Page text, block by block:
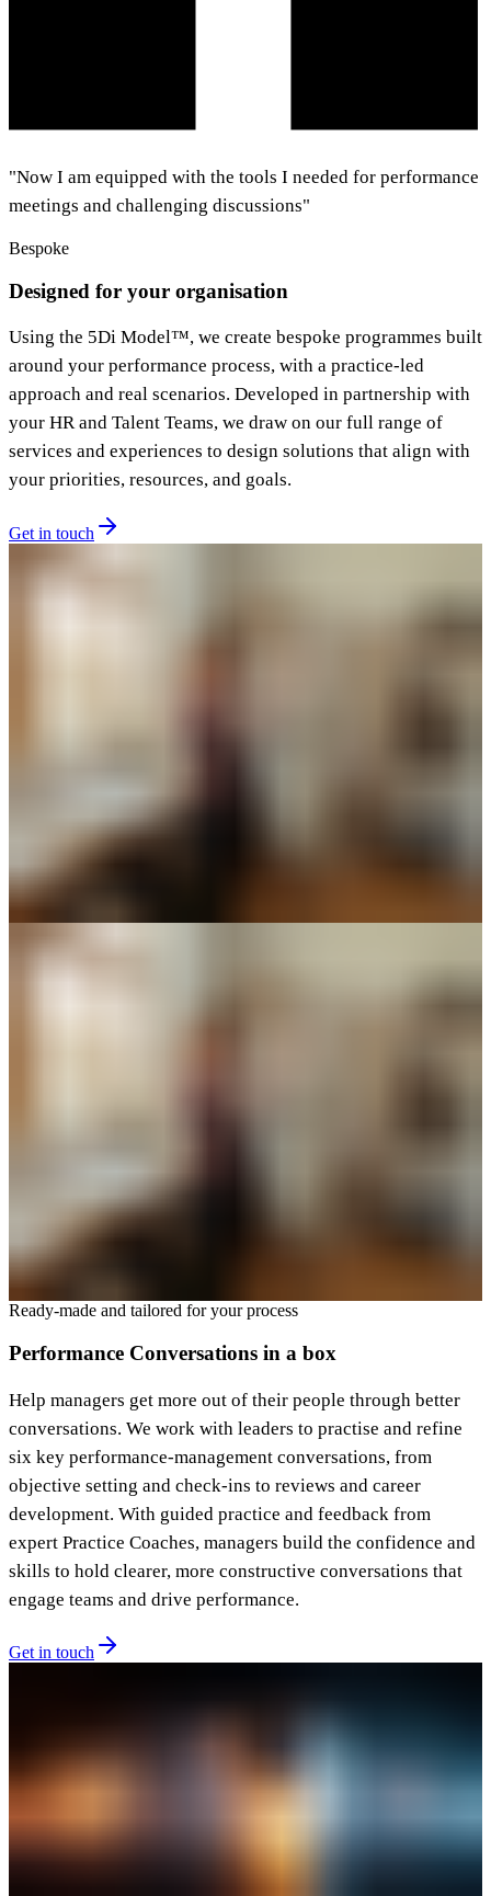
"Now I am equipped with the tools I needed for performance
meetings and challenging discussions"​​​​‌ ‍ ​‍​‍‌‍ ‌ ​‍‌‍‍‌‌‍‌ ‌‍‍‌‌‍ ‍​‍​‍​ ‍‍​‍​‍‌ ​ ‌‍​‌‌‍ ‍‌‍‍‌‌ ‌​‌ ‍‌​‍ ‍‌‍‍‌‌‍ ​‍​‍​‍ ​​‍​‍‌‍‍​‌ ​‍‌‍‌‌‌‍‌‍​‍​‍​ ‍‍​‍​‍‌‍‍​‌ ‌​‌ ‌​‌ ​​​ ‍‍​‍ ​‍ ‌‍ ​‌‍ ‌‍​ ‌‍​‌‌‍ ​‌‍‍​‌‍ ‌ ​ ‌ ‌​​ ‍‍​ ​ ​ ​ ​ ​ ​ ​ ​‍ ‌‍‍‌‌‍ ‍‌ ‌​‌‍‌‌‌‍ ‍‌ ‌​​‍ ‌‍‌‌‌‍‌​‌‍‍‌‌ ‌​​‍ ‌‍ ‌‌‍ ‌‍‌​‌‍‌‌​ ‌‌ ​​‌ ​‍‌‍‌‌‌ ​ ‌‍‌‌‌‍ ‍‌ ‌​‌‍​‌‌ ‌​‌‍‍‌‌‍ ‌‍ ‍​ ‍ ‌‍‍‌‌‍‌​​ ‌​ ‌‌​ ‌‌‌‍‌‍‌‍​‌​ ‍‌‌‍‌‍​ ‍‌‌‍​ ​‍ ‌‌‍‌‍​ ‌‌​ ​ ‌‍​‍​‍ ‌​ ‌​​ ‍​​ ‌‌​ ​​​‍ ‌​ ‍‌‌‍‌​‌‍​‌‌‍‌​​‍ ‌‌‍‌​‌‍​‌​ ‌‌​ ‍‌‌‍​‍​ ‍​‌‍‌​‌‍​‌​ ​‍‌‍​ ​ ‌‍​ ‌​​ ‍ ‌ ‌​‌ ‍‌‌ ​​‌‍‌‌​ ‌‌ ‌​‌‍‌‌‌ ​ ‌ ‌​‌‍‍‌‌‍ ‌‌‍ ‌‍ ‍‌‍‍‌‌‍​‌‌‍ ​​ ‍ ‌ ​​‌‍​‌‌ ‌​‌‍‍​​ ‌‌ ​‍‌‍‍‌‌‍​ ‌‍‍​‌‌‌​‌‍‌‌‌ ‍​‌ ‌​​‍‌‌​ ‌‌‌​​‍‌‌ ‌‍‍ ‌‍‌‌‌ ‍‌​‍‌‌​ ​ ‌​‌​​‍‌‌​ ​ ‌​‌​​‍‌‌​ ​‍​ ​‍​ ‌‍‌‍‌​‌‍‌​‌‍‌​​ ​‌​ ​‍‌‍‌‌​ ‌‌​ ‌‌‌‍‌​​ ​‍‌‍‌​​‍‌‌​ ​‍​ ​‍​‍‌‌​ ‌‌‌​‌​​‍ ‍‌‍​ ‌‍‍​‌‍‍‌‌‍ ​‌‍‌​‌ ​‍‌‍‌‌‌‍ ‍​‍‌‌​ ‌‌‌​​‍‌‌ ‌‍‍ ‌‍‌‌‌ ‍‌​‍‌‌​ ​ ‌​‌​​‍‌‌​ ​ ‌​‌​​‍‌‌​ ​‍​ ​‍​ ‌‌​ ‌‌‌‍​ ‌‍​ ‌‍​‌‌‍‌‍​ ‌‌​ ‌​​ ‌​​ ‌ ‌‍‌‌‌‍​‍​‍‌‌​ ​‍​ ​‍​‍‌‌​ ‌‌‌​‌​​‍ ‍‌ ‌​‌‍‌‌‌ ‍​‌ ‌​​ ‌‍​‍‌‍​‌‌ ​ ‌‍‌‌‌‌‌‌‌ ​‍‌‍ ​​ ‌‌‍‍​‌ ‌​‌ ‌​‌ ​​​‍‌‌​ ​ ‌​​‌​‍‌‌​ ​‍‌​‌‍​‍‌‌​ ​‍‌​‌‍‌‍ ​‌‍ ‌‍​ ‌‍​‌‌‍ ​‌‍‍​‌‍ ‌ ​ ‌ ‌​​‍‌‌​ ​ ‌​​‌​ ​ ​ ​ ​ ​ ​ ​ ​‍‌‍‌‍‍‌‌‍‌​​ ‌​ ‌‌​ ‌‌‌‍‌‍‌‍​‌​ ‍‌‌‍‌‍​ ‍‌‌‍​ ​‍ ‌‌‍‌‍​ ‌‌​ ​ ‌‍​‍​‍ ‌​ ‌​​ ‍​​ ‌‌​ ​​​‍ ‌​ ‍‌‌‍‌​‌‍​‌‌‍‌​​‍ ‌‌‍‌​‌‍​‌​ ‌‌​ ‍‌‌‍​‍​ ‍​‌‍‌​‌‍​‌​ ​‍‌‍​ ​ ‌‍​ ‌​​‍‌‍‌ ‌​‌ ‍‌‌ ​​‌‍‌‌​ ‌‌ ‌​‌‍‌‌‌ ​ ‌ ‌​‌‍‍‌‌‍ ‌‌‍ ‌‍ ‍‌‍‍‌‌‍​‌‌‍ ​​‍‌‍‌ ​​‌‍​‌‌ ‌​‌‍‍​​ ‌‌ ​‍‌‍‍‌‌‍​ ‌‍‍​‌‌‌​‌‍‌‌‌ ‍​‌ ‌​​‍‌‌​ ‌‌‌​​‍‌‌ ‌‍‍ ‌‍‌‌‌ ‍‌​‍‌‌​ ​ ‌​‌​​‍‌‌​ ​ ‌​‌​​‍‌‌​ ​‍​ ​‍​ ‌‍‌‍‌​‌‍‌​‌‍‌​​ ​‌​ ​‍‌‍‌‌​ ‌‌​ ‌‌‌‍‌​​ ​‍‌‍‌​​‍‌‌​ ​‍​ ​‍​‍‌‌​ ‌‌‌​‌​​‍ ‍‌‍​ ‌‍‍​‌‍‍‌‌‍ ​‌‍‌​‌ ​‍‌‍‌‌‌‍ ‍​‍‌‌​ ‌‌‌​​‍‌‌ ‌‍‍ ‌‍‌‌‌ ‍‌​‍‌‌​ ​ ‌​‌​​‍‌‌​ ​ ‌​‌​​‍‌‌​ ​‍​ ​‍​ ‌‌​ ‌‌‌‍​ ‌‍​ ‌‍​‌‌‍‌‍​ ‌‌​ ‌​​ ‌​​ ‌ ‌‍‌‌‌‍​‍​‍‌‌​ ​‍​ ​‍​‍‌‌​ ‌‌‌​‌​​‍ ‍‌ ‌​‌‍‌‌‌ ‍​‌ ‌​​‍‌‍‌ ​​‌‍‌‌‌ ​‍‌ ​ ‌ ​​‌‍‌‌‌‍​ ‌ ‌​‌‍‍‌‌ ‌‍‌‍‌‌​ ‌‌ ​​‌ ‌‌‌‍​‍‌‍ ​‌‍‍‌‌ ​ ‌‍‍​‌‍‌‌‌‍‌​​‍​‍‌ ‌
Bespoke​​​​‌ ‍ ​‍​‍‌‍ ‌ ​‍‌‍‍‌‌‍‌ ‌‍‍‌‌‍ ‍​‍​‍​ ‍‍​‍​‍‌ ​ ‌‍​‌‌‍ ‍‌‍‍‌‌ ‌​‌ ‍‌​‍ ‍‌‍‍‌‌‍ ​‍​‍​‍ ​​‍​‍‌‍‍​‌ ​‍‌‍‌‌‌‍‌‍​‍​‍​ ‍‍​‍​‍‌‍‍​‌ ‌​‌ ‌​‌ ​​​ ‍‍​‍ ​‍ ‌‍ ​‌‍ ‌‍​ ‌‍​‌‌‍ ​‌‍‍​‌‍ ‌ ​ ‌ ‌​​ ‍‍​ ​ ​ ​ ​ ​ ​ ​ ​‍ ‌‍‍‌‌‍ ‍‌ ‌​‌‍‌‌‌‍ ‍‌ ‌​​‍ ‌‍‌‌‌‍‌​‌‍‍‌‌ ‌​​‍ ‌‍ ‌‌‍ ‌‍‌​‌‍‌‌​ ‌‌ ​​‌ ​‍‌‍‌‌‌ ​ ‌‍‌‌‌‍ ‍‌ ‌​‌‍​‌‌ ‌​‌‍‍‌‌‍ ‌‍ ‍​ ‍ ‌‍‍‌‌‍‌​​ ‌​ ​‌​ ​‍‌‍​ ​ ​ ‌‍‌‍‌‍​ ‌‍​ ‌‍‌‌​‍ ‌​ ‌​​ ​‍‌‍‌​​ ​‌​‍ ‌​ ‌​​ ‌‍‌‍‌​‌‍​ ​‍ ‌​ ‍‌​ ‍​‌‍‌‌‌‍​‍​‍ ‌‌‍​ ​ ​‌‌‍‌‌‌‍​ ​ ​‍‌‍‌​‌‍‌‌‌‍‌​‌‍​ ‌‍‌‌​ ‌‍​ ‌​​ ‍ ‌ ‌​‌ ‍‌‌ ​​‌‍‌‌​ ‌‌ ​​‌‍​‌‌‍‌ ‌‍‌‌​ ‍ ‌ ​​‌‍​‌‌ ‌​‌‍‍​​ ‌‌ ​​‌‍​‌‌‍‌ ‌‍‌‌‌​​‍‌ ‌‌‌‍‍‌‌‍ ​‌‍‌​‌‍‌‌‌ ​‍​‍‌‌​ ‌‌‌​​‍‌‌ ‌‍‍ ‌‍‌‌‌ ‍‌​‍‌‌​ ​ ‌​‌​​‍‌‌​ ​ ‌​‌​​‍‌‌​ ​‍​ ​‍​ ‌​​ ​​‌‍​‍​ ​‌​ ‍​​ ​‍‌‍‌‌​ ‌​‌‍‌‍​ ​ ​ ‍‌‌‍‌‌​‍‌‌​ ​‍​ ​‍​‍‌‌​ ‌‌‌​‌​​‍ ‍‌‍​ ‌‍​‌‌ ​‍‌‍‌​‌ ​ ​‍‌‌​ ‌‌‌​​‍‌‌ ‌‍‍ ‌‍‌‌‌ ‍‌​‍‌‌​ ​ ‌​‌​​‍‌‌​ ​ ‌​‌​​‍‌‌​ ​‍​ ​‍​ ‌‌​ ‍‌‌‍​‌​ ​‍​ ‌​​ ​‍​ ‌ ​ ‍‌‌‍​ ‌‍‌‌​ ​‍‌‍‌‍​‍‌‌​ ​‍​ ​‍​‍‌‌​ ‌‌‌​‌​​‍ ‍‌ ​ ‌ ‌‌‌‍​‍‌‌‌​‌‍‍‌‌ ‌​‌‍ ​‌‍‌‌​ ‌‍​‍‌‍​‌‌ ​ ‌‍‌‌‌‌‌‌‌ ​‍‌‍ ​​ ‌‌‍‍​‌ ‌​‌ ‌​‌ ​​​‍‌‌​ ​ ‌​​‌​‍‌‌​ ​‍‌​‌‍​‍‌‌​ ​‍‌​‌‍‌‍ ​‌‍ ‌‍​ ‌‍​‌‌‍ ​‌‍‍​‌‍ ‌ ​ ‌ ‌​​‍‌‌​ ​ ‌​​‌​ ​ ​ ​ ​ ​ ​ ​ ​‍‌‍‌‍‍‌‌‍‌​​ ‌​ ​‌​ ​‍‌‍​ ​ ​ ‌‍‌‍‌‍​ ‌‍​ ‌‍‌‌​‍ ‌​ ‌​​ ​‍‌‍‌​​ ​‌​‍ ‌​ ‌​​ ‌‍‌‍‌​‌‍​ ​‍ ‌​ ‍‌​ ‍​‌‍‌‌‌‍​‍​‍ ‌‌‍​ ​ ​‌‌‍‌‌‌‍​ ​ ​‍‌‍‌​‌‍‌‌‌‍‌​‌‍​ ‌‍‌‌​ ‌‍​ ‌​​‍‌‍‌ ‌​‌ ‍‌‌ ​​‌‍‌‌​ ‌‌ ​​‌‍​‌‌‍‌ ‌‍‌‌​‍‌‍‌ ​​‌‍​‌‌ ‌​‌‍‍​​ ‌‌ ​​‌‍​‌‌‍‌ ‌‍‌‌‌​​‍‌ ‌‌‌‍‍‌‌‍ ​‌‍‌​‌‍‌‌‌ ​‍​‍‌‌​ ‌‌‌​​‍‌‌ ‌‍‍ ‌‍‌‌‌ ‍‌​‍‌‌​ ​ ‌​‌​​‍‌‌​ ​ ‌​‌​​‍‌‌​ ​‍​ ​‍​ ‌​​ ​​‌‍​‍​ ​‌​ ‍​​ ​‍‌‍‌‌​ ‌​‌‍‌‍​ ​ ​ ‍‌‌‍‌‌​‍‌‌​ ​‍​ ​‍​‍‌‌​ ‌‌‌​‌​​‍ ‍‌‍​ ‌‍​‌‌ ​‍‌‍‌​‌ ​ ​‍‌‌​ ‌‌‌​​‍‌‌ ‌‍‍ ‌‍‌‌‌ ‍‌​‍‌‌​ ​ ‌​‌​​‍‌‌​ ​ ‌​‌​​‍‌‌​ ​‍​ ​‍​ ‌‌​ ‍‌‌‍​‌​ ​‍​ ‌​​ ​‍​ ‌ ​ ‍‌‌‍​ ‌‍‌‌​ ​‍‌‍‌‍​‍‌‌​ ​‍​ ​‍​‍‌‌​ ‌‌‌​‌​​‍ ‍‌ ​ ‌ ‌‌‌‍​‍‌‌‌​‌‍‍‌‌ ‌​‌‍ ​‌‍‌‌​‍‌‍‌ ​​‌‍‌‌‌ ​‍‌ ​ ‌ ​​‌‍‌‌‌‍​ ‌ ‌​‌‍‍‌‌ ‌‍‌‍‌‌​ ‌‌ ​​‌ ‌‌‌‍​‍‌‍ ​‌‍‍‌‌ ​ ‌‍‍​‌‍‌‌‌‍‌​​‍​‍‌ ‌
Designed for your organisation​​​​‌ ‍ ​‍​‍‌‍ ‌ ​‍‌‍‍‌‌‍‌ ‌‍‍‌‌‍ ‍​‍​‍​ ‍‍​‍​‍‌ ​ ‌‍​‌‌‍ ‍‌‍‍‌‌ ‌​‌ ‍‌​‍ ‍‌‍‍‌‌‍ ​‍​‍​‍ ​​‍​‍‌‍‍​‌ ​‍‌‍‌‌‌‍‌‍​‍​‍​ ‍‍​‍​‍‌‍‍​‌ ‌​‌ ‌​‌ ​​​ ‍‍​‍ ​‍ ‌‍ ​‌‍ ‌‍​ ‌‍​‌‌‍ ​‌‍‍​‌‍ ‌ ​ ‌ ‌​​ ‍‍​ ​ ​ ​ ​ ​ ​ ​ ​‍ ‌‍‍‌‌‍ ‍‌ ‌​‌‍‌‌‌‍ ‍‌ ‌​​‍ ‌‍‌‌‌‍‌​‌‍‍‌‌ ‌​​‍ ‌‍ ‌‌‍ ‌‍‌​‌‍‌‌​ ‌‌ ​​‌ ​‍‌‍‌‌‌ ​ ‌‍‌‌‌‍ ‍‌ ‌​‌‍​‌‌ ‌​‌‍‍‌‌‍ ‌‍ ‍​ ‍ ‌‍‍‌‌‍‌​​ ‌​ ​‌​ ​‍‌‍​ ​ ​ ‌‍‌‍‌‍​ ‌‍​ ‌‍‌‌​‍ ‌​ ‌​​ ​‍‌‍‌​​ ​‌​‍ ‌​ ‌​​ ‌‍‌‍‌​‌‍​ ​‍ ‌​ ‍‌​ ‍​‌‍‌‌‌‍​‍​‍ ‌‌‍​ ​ ​‌‌‍‌‌‌‍​ ​ ​‍‌‍‌​‌‍‌‌‌‍‌​‌‍​ ‌‍‌‌​ ‌‍​ ‌​​ ‍ ‌ ‌​‌ ‍‌‌ ​​‌‍‌‌​ ‌‌ ​​‌‍​‌‌‍‌ ‌‍‌‌​ ‍ ‌ ​​‌‍​‌‌ ‌​‌‍‍​​ ‌‌ ​​‌‍​‌‌‍‌ ‌‍‌‌‌​​‍‌ ‌‌‌‍‍‌‌‍ ​‌‍‌​‌‍‌‌‌ ​‍​‍‌‌​ ‌‌‌​​‍‌‌ ‌‍‍ ‌‍‌‌‌ ‍‌​‍‌‌​ ​ ‌​‌​​‍‌‌​ ​ ‌​‌​​‍‌‌​ ​‍​ ​‍​ ‌​​ ​​‌‍​‍​ ​‌​ ‍​​ ​‍‌‍‌‌​ ‌​‌‍‌‍​ ​ ​ ‍‌‌‍‌‌​‍‌‌​ ​‍​ ​‍​‍‌‌​ ‌‌‌​‌​​‍ ‍‌‍​ ‌‍​‌‌ ​‍‌‍‌​‌ ​ ​‍‌‌​ ‌‌‌​​‍‌‌ ‌‍‍ ‌‍‌‌‌ ‍‌​‍‌‌​ ​ ‌​‌​​‍‌‌​ ​ ‌​‌​​‍‌‌​ ​‍​ ​‍​ ‌‌​ ‍‌‌‍​‌​ ​‍​ ‌​​ ​‍​ ‌ ​ ‍‌‌‍​ ‌‍‌‌​ ​‍‌‍‌‍​‍‌‌​ ​‍​ ​‍​‍‌‌​ ‌‌‌​‌​​‍ ‍‌ ‌​‌‍‍‌‌ ‌​‌‍ ​‌‍‌‌​ ‌‍​‍‌‍​‌‌ ​ ‌‍‌‌‌‌‌‌‌ ​‍‌‍ ​​ ‌‌‍‍​‌ ‌​‌ ‌​‌ ​​​‍‌‌​ ​ ‌​​‌​‍‌‌​ ​‍‌​‌‍​‍‌‌​ ​‍‌​‌‍‌‍ ​‌‍ ‌‍​ ‌‍​‌‌‍ ​‌‍‍​‌‍ ‌ ​ ‌ ‌​​‍‌‌​ ​ ‌​​‌​ ​ ​ ​ ​ ​ ​ ​ ​‍‌‍‌‍‍‌‌‍‌​​ ‌​ ​‌​ ​‍‌‍​ ​ ​ ‌‍‌‍‌‍​ ‌‍​ ‌‍‌‌​‍ ‌​ ‌​​ ​‍‌‍‌​​ ​‌​‍ ‌​ ‌​​ ‌‍‌‍‌​‌‍​ ​‍ ‌​ ‍‌​ ‍​‌‍‌‌‌‍​‍​‍ ‌‌‍​ ​ ​‌‌‍‌‌‌‍​ ​ ​‍‌‍‌​‌‍‌‌‌‍‌​‌‍​ ‌‍‌‌​ ‌‍​ ‌​​‍‌‍‌ ‌​‌ ‍‌‌ ​​‌‍‌‌​ ‌‌ ​​‌‍​‌‌‍‌ ‌‍‌‌​‍‌‍‌ ​​‌‍​‌‌ ‌​‌‍‍​​ ‌‌ ​​‌‍​‌‌‍‌ ‌‍‌‌‌​​‍‌ ‌‌‌‍‍‌‌‍ ​‌‍‌​‌‍‌‌‌ ​‍​‍‌‌​ ‌‌‌​​‍‌‌ ‌‍‍ ‌‍‌‌‌ ‍‌​‍‌‌​ ​ ‌​‌​​‍‌‌​ ​ ‌​‌​​‍‌‌​ ​‍​ ​‍​ ‌​​ ​​‌‍​‍​ ​‌​ ‍​​ ​‍‌‍‌‌​ ‌​‌‍‌‍​ ​ ​ ‍‌‌‍‌‌​‍‌‌​ ​‍​ ​‍​‍‌‌​ ‌‌‌​‌​​‍ ‍‌‍​ ‌‍​‌‌ ​‍‌‍‌​‌ ​ ​‍‌‌​ ‌‌‌​​‍‌‌ ‌‍‍ ‌‍‌‌‌ ‍‌​‍‌‌​ ​ ‌​‌​​‍‌‌​ ​ ‌​‌​​‍‌‌​ ​‍​ ​‍​ ‌‌​ ‍‌‌‍​‌​ ​‍​ ‌​​ ​‍​ ‌ ​ ‍‌‌‍​ ‌‍‌‌​ ​‍‌‍‌‍​‍‌‌​ ​‍​ ​‍​‍‌‌​ ‌‌‌​‌​​‍ ‍‌ ‌​‌‍‍‌‌ ‌​‌‍ ​‌‍‌‌​‍‌‍‌ ​​‌‍‌‌‌ ​‍‌ ​ ‌ ​​‌‍‌‌‌‍​ ‌ ‌​‌‍‍‌‌ ‌‍‌‍‌‌​ ‌‌ ​​‌ ‌‌‌‍​‍‌‍ ​‌‍‍‌‌ ​ ‌‍‍​‌‍‌‌‌‍‌​​‍​‍‌ ‌
Using the 5Di Model™, we create bespoke programmes built
around your performance process, with a practice-led
approach and real scenarios. Developed in partnership with
your HR and Talent Teams, we draw on our full range of
services and experiences to design solutions that align with
your priorities, resources, and goals.​​​​‌ ‍ ​‍​‍‌‍ ‌ ​‍‌‍‍‌‌‍‌ ‌‍‍‌‌‍ ‍​‍​‍​ ‍‍​‍​‍‌ ​ ‌‍​‌‌‍ ‍‌‍‍‌‌ ‌​‌ ‍‌​‍ ‍‌‍‍‌‌‍ ​‍​‍​‍ ​​‍​‍‌‍‍​‌ ​‍‌‍‌‌‌‍‌‍​‍​‍​ ‍‍​‍​‍‌‍‍​‌ ‌​‌ ‌​‌ ​​​ ‍‍​‍ ​‍ ‌‍ ​‌‍ ‌‍​ ‌‍​‌‌‍ ​‌‍‍​‌‍ ‌ ​ ‌ ‌​​ ‍‍​ ​ ​ ​ ​ ​ ​ ​ ​‍ ‌‍‍‌‌‍ ‍‌ ‌​‌‍‌‌‌‍ ‍‌ ‌​​‍ ‌‍‌‌‌‍‌​‌‍‍‌‌ ‌​​‍ ‌‍ ‌‌‍ ‌‍‌​‌‍‌‌​ ‌‌ ​​‌ ​‍‌‍‌‌‌ ​ ‌‍‌‌‌‍ ‍‌ ‌​‌‍​‌‌ ‌​‌‍‍‌‌‍ ‌‍ ‍​ ‍ ‌‍‍‌‌‍‌​​ ‌​ ​‌​ ​‍‌‍​ ​ ​ ‌‍‌‍‌‍​ ‌‍​ ‌‍‌‌​‍ ‌​ ‌​​ ​‍‌‍‌​​ ​‌​‍ ‌​ ‌​​ ‌‍‌‍‌​‌‍​ ​‍ ‌​ ‍‌​ ‍​‌‍‌‌‌‍​‍​‍ ‌‌‍​ ​ ​‌‌‍‌‌‌‍​ ​ ​‍‌‍‌​‌‍‌‌‌‍‌​‌‍​ ‌‍‌‌​ ‌‍​ ‌​​ ‍ ‌ ‌​‌ ‍‌‌ ​​‌‍‌‌​ ‌‌ ​​‌‍​‌‌‍‌ ‌‍‌‌​ ‍ ‌ ​​‌‍​‌‌ ‌​‌‍‍​​ ‌‌ ​​‌‍​‌‌‍‌ ‌‍‌‌‌​​‍‌ ‌‌‌‍‍‌‌‍ ​‌‍‌​‌‍‌‌‌ ​‍​‍‌‌​ ‌‌‌​​‍‌‌ ‌‍‍ ‌‍‌‌‌ ‍‌​‍‌‌​ ​ ‌​‌​​‍‌‌​ ​ ‌​‌​​‍‌‌​ ​‍​ ​‍​ ‌​​ ​​‌‍​‍​ ​‌​ ‍​​ ​‍‌‍‌‌​ ‌​‌‍‌‍​ ​ ​ ‍‌‌‍‌‌​‍‌‌​ ​‍​ ​‍​‍‌‌​ ‌‌‌​‌​​‍ ‍‌‍​ ‌‍​‌‌ ​‍‌‍‌​‌ ​ ​‍‌‌​ ‌‌‌​​‍‌‌ ‌‍‍ ‌‍‌‌‌ ‍‌​‍‌‌​ ​ ‌​‌​​‍‌‌​ ​ ‌​‌​​‍‌‌​ ​‍​ ​‍​ ‌‌​ ‍‌‌‍​‌​ ​‍​ ‌​​ ​‍​ ‌ ​ ‍‌‌‍​ ‌‍‌‌​ ​‍‌‍‌‍​‍‌‌​ ​‍​ ​‍​‍‌‌​ ‌‌‌​‌​​‍ ‍‌ ​‍‌‍‍‌‌‍​ ‌‍‍​‌‌‌​‌‍‌‌‌ ‍​‌ ‌​​‍‌‌​ ‌‌‌​​‍‌‌ ‌‍‍ ‌‍‌‌‌ ‍‌​‍‌‌​ ​ ‌​‌​​‍‌‌​ ​ ‌​‌​​‍‌‌​ ​‍​ ​‍‌‍‌‍​ ‌‍‌‍‌​‌‍​‍​ ​ ​ ​ ‌‍‌‌​ ‌‍‌‍‌‌​ ​‌‌‍‌‌​ ​‌​‍‌‌​ ​‍​ ​‍​‍‌‌​ ‌‌‌​‌​​‍ ‍‌‍​ ‌‍‍​‌‍‍‌‌‍ ​‌‍‌​‌ ​‍‌‍‌‌‌‍ ‍​‍‌‌​ ‌‌‌​​‍‌‌ ‌‍‍ ‌‍‌‌‌ ‍‌​‍‌‌​ ​ ‌​‌​​‍‌‌​ ​ ‌​‌​​‍‌‌​ ​‍​ ​‍​ ‌ ​ ​​​ ​‍​ ​ ​ ​ ​ ‌‌‌‍‌‌​ ​‌​ ‌ ‌‍​‍‌‍‌‌​ ‍‌​‍‌‌​ ​‍​ ​‍​‍‌‌​ ‌‌‌​‌​​‍ ‍‌ ‌​‌‍‌‌‌ ‍​‌ ‌​​ ‌‍​‍‌‍​‌‌ ​ ‌‍‌‌‌‌‌‌‌ ​‍‌‍ ​​ ‌‌‍‍​‌ ‌​‌ ‌​‌ ​​​‍‌‌​ ​ ‌​​‌​‍‌‌​ ​‍‌​‌‍​‍‌‌​ ​‍‌​‌‍‌‍ ​‌‍ ‌‍​ ‌‍​‌‌‍ ​‌‍‍​‌‍ ‌ ​ ‌ ‌​​‍‌‌​ ​ ‌​​‌​ ​ ​ ​ ​ ​ ​ ​ ​‍‌‍‌‍‍‌‌‍‌​​ ‌​ ​‌​ ​‍‌‍​ ​ ​ ‌‍‌‍‌‍​ ‌‍​ ‌‍‌‌​‍ ‌​ ‌​​ ​‍‌‍‌​​ ​‌​‍ ‌​ ‌​​ ‌‍‌‍‌​‌‍​ ​‍ ‌​ ‍‌​ ‍​‌‍‌‌‌‍​‍​‍ ‌‌‍​ ​ ​‌‌‍‌‌‌‍​ ​ ​‍‌‍‌​‌‍‌‌‌‍‌​‌‍​ ‌‍‌‌​ ‌‍​ ‌​​‍‌‍‌ ‌​‌ ‍‌‌ ​​‌‍‌‌​ ‌‌ ​​‌‍​‌‌‍‌ ‌‍‌‌​‍‌‍‌ ​​‌‍​‌‌ ‌​‌‍‍​​ ‌‌ ​​‌‍​‌‌‍‌ ‌‍‌‌‌​​‍‌ ‌‌‌‍‍‌‌‍ ​‌‍‌​‌‍‌‌‌ ​‍​‍‌‌​ ‌‌‌​​‍‌‌ ‌‍‍ ‌‍‌‌‌ ‍‌​‍‌‌​ ​ ‌​‌​​‍‌‌​ ​ ‌​‌​​‍‌‌​ ​‍​ ​‍​ ‌​​ ​​‌‍​‍​ ​‌​ ‍​​ ​‍‌‍‌‌​ ‌​‌‍‌‍​ ​ ​ ‍‌‌‍‌‌​‍‌‌​ ​‍​ ​‍​‍‌‌​ ‌‌‌​‌​​‍ ‍‌‍​ ‌‍​‌‌ ​‍‌‍‌​‌ ​ ​‍‌‌​ ‌‌‌​​‍‌‌ ‌‍‍ ‌‍‌‌‌ ‍‌​‍‌‌​ ​ ‌​‌​​‍‌‌​ ​ ‌​‌​​‍‌‌​ ​‍​ ​‍​ ‌‌​ ‍‌‌‍​‌​ ​‍​ ‌​​ ​‍​ ‌ ​ ‍‌‌‍​ ‌‍‌‌​ ​‍‌‍‌‍​‍‌‌​ ​‍​ ​‍​‍‌‌​ ‌‌‌​‌​​‍ ‍‌ ​‍‌‍‍‌‌‍​ ‌‍‍​‌‌‌​‌‍‌‌‌ ‍​‌ ‌​​‍‌‌​ ‌‌‌​​‍‌‌ ‌‍‍ ‌‍‌‌‌ ‍‌​‍‌‌​ ​ ‌​‌​​‍‌‌​ ​ ‌​‌​​‍‌‌​ ​‍​ ​‍‌‍‌‍​ ‌‍‌‍‌​‌‍​‍​ ​ ​ ​ ‌‍‌‌​ ‌‍‌‍‌‌​ ​‌‌‍‌‌​ ​‌​‍‌‌​ ​‍​ ​‍​‍‌‌​ ‌‌‌​‌​​‍ ‍‌‍​ ‌‍‍​‌‍‍‌‌‍ ​‌‍‌​‌ ​‍‌‍‌‌‌‍ ‍​‍‌‌​ ‌‌‌​​‍‌‌ ‌‍‍ ‌‍‌‌‌ ‍‌​‍‌‌​ ​ ‌​‌​​‍‌‌​ ​ ‌​‌​​‍‌‌​ ​‍​ ​‍​ ‌ ​ ​​​ ​‍​ ​ ​ ​ ​ ‌‌‌‍‌‌​ ​‌​ ‌ ‌‍​‍‌‍‌‌​ ‍‌​‍‌‌​ ​‍​ ​‍​‍‌‌​ ‌‌‌​‌​​‍ ‍‌ ‌​‌‍‌‌‌ ‍​‌ ‌​​‍‌‍‌ ​​‌‍‌‌‌ ​‍‌ ​ ‌ ​​‌‍‌‌‌‍​ ‌ ‌​‌‍‍‌‌ ‌‍‌‍‌‌​ ‌‌ ​​‌ ‌‌‌‍​‍‌‍ ​‌‍‍‌‌ ​ ‌‍‍​‌‍‌‌‌‍‌​​‍​‍‌ ‌
Get in touch​​​​‌ ‍ ​‍​‍‌‍ ‌ ​‍‌‍‍‌‌‍‌ ‌‍‍‌‌‍ ‍​‍​‍​ ‍‍​‍​‍‌ ​ ‌‍​‌‌‍ ‍‌‍‍‌‌ ‌​‌ ‍‌​‍ ‍‌‍‍‌‌‍ ​‍​‍​‍ ​​‍​‍‌‍‍​‌ ​‍‌‍‌‌‌‍‌‍​‍​‍​ ‍‍​‍​‍‌‍‍​‌ ‌​‌ ‌​‌ ​​​ ‍‍​‍ ​‍ ‌‍ ​‌‍ ‌‍​ ‌‍​‌‌‍ ​‌‍‍​‌‍ ‌ ​ ‌ ‌​​ ‍‍​ ​ ​ ​ ​ ​ ​ ​ ​‍ ‌‍‍‌‌‍ ‍‌ ‌​‌‍‌‌‌‍ ‍‌ ‌​​‍ ‌‍‌‌‌‍‌​‌‍‍‌‌ ‌​​‍ ‌‍ ‌‌‍ ‌‍‌​‌‍‌‌​ ‌‌ ​​‌ ​‍‌‍‌‌‌ ​ ‌‍‌‌‌‍ ‍‌ ‌​‌‍​‌‌ ‌​‌‍‍‌‌‍ ‌‍ ‍​ ‍ ‌‍‍‌‌‍‌​​ ‌​ ​‌​ ​‍‌‍​ ​ ​ ‌‍‌‍‌‍​ ‌‍​ ‌‍‌‌​‍ ‌​ ‌​​ ​‍‌‍‌​​ ​‌​‍ ‌​ ‌​​ ‌‍‌‍‌​‌‍​ ​‍ ‌​ ‍‌​ ‍​‌‍‌‌‌‍​‍​‍ ‌‌‍​ ​ ​‌‌‍‌‌‌‍​ ​ ​‍‌‍‌​‌‍‌‌‌‍‌​‌‍​ ‌‍‌‌​ ‌‍​ ‌​​ ‍ ‌ ‌​‌ ‍‌‌ ​​‌‍‌‌​ ‌‌ ​​‌‍​‌‌‍‌ ‌‍‌‌​ ‍ ‌ ​​‌‍​‌‌ ‌​‌‍‍​​ ‌‌ ​​‌‍​‌‌‍‌ ‌‍‌‌‌​​‍‌ ‌‌‌‍‍‌‌‍ ​‌‍‌​‌‍‌‌‌ ​‍​‍‌‌​ ‌‌‌​​‍‌‌ ‌‍‍ ‌‍‌‌‌ ‍‌​‍‌‌​ ​ ‌​‌​​‍‌‌​ ​ ‌​‌​​‍‌‌​ ​‍​ ​‍​ ‌​​ ​​‌‍​‍​ ​‌​ ‍​​ ​‍‌‍‌‌​ ‌​‌‍‌‍​ ​ ​ ‍‌‌‍‌‌​‍‌‌​ ​‍​ ​‍​‍‌‌​ ‌‌‌​‌​​‍ ‍‌‍​ ‌‍​‌‌ ​‍‌‍‌​‌ ​ ​‍‌‌​ ‌‌‌​​‍‌‌ ‌‍‍ ‌‍‌‌‌ ‍‌​‍‌‌​ ​ ‌​‌​​‍‌‌​ ​ ‌​‌​​‍‌‌​ ​‍​ ​‍​ ‌‌​ ‍‌‌‍​‌​ ​‍​ ‌​​ ​‍​ ‌ ​ ‍‌‌‍​ ‌‍‌‌​ ​‍‌‍‌‍​‍‌‌​ ​‍​ ​‍​‍‌‌​ ‌‌‌​‌​​‍ ‍‌‍​‍‌ ‌‌‌ ‌​‌ ‌​‌‍ ‌‍ ‍‌ ​ ​‍‌‌​ ‌‌‌​​‍‌‌ ‌‍‍ ‌‍‌‌‌ ‍‌​‍‌‌​ ​ ‌​‌​​‍‌‌​ ​ ‌​‌​​‍‌‌​ ​‍​ ​‍​ ‌‍​ ​‍​ ‌‌​ ‍​‌‍‌​‌‍‌‌​ ‌ ​ ​​​ ‍‌​ ‌‌​ ​​‌‍​‍​‍‌‌​ ​‍​ ​‍​‍‌‌​ ‌‌‌​‌​​‍ ‍‌ ‌​‌‍‌‌‌ ‍​‌ ‌​​ ‌‍​‍‌‍​‌‌ ​ ‌‍‌‌‌‌‌‌‌ ​‍‌‍ ​​ ‌‌‍‍​‌ ‌​‌ ‌​‌ ​​​‍‌‌​ ​ ‌​​‌​‍‌‌​ ​‍‌​‌‍​‍‌‌​ ​‍‌​‌‍‌‍ ​‌‍ ‌‍​ ‌‍​‌‌‍ ​‌‍‍​‌‍ ‌ ​ ‌ ‌​​‍‌‌​ ​ ‌​​‌​ ​ ​ ​ ​ ​ ​ ​ ​‍‌‍‌‍‍‌‌‍‌​​ ‌​ ​‌​ ​‍‌‍​ ​ ​ ‌‍‌‍‌‍​ ‌‍​ ‌‍‌‌​‍ ‌​ ‌​​ ​‍‌‍‌​​ ​‌​‍ ‌​ ‌​​ ‌‍‌‍‌​‌‍​ ​‍ ‌​ ‍‌​ ‍​‌‍‌‌‌‍​‍​‍ ‌‌‍​ ​ ​‌‌‍‌‌‌‍​ ​ ​‍‌‍‌​‌‍‌‌‌‍‌​‌‍​ ‌‍‌‌​ ‌‍​ ‌​​‍‌‍‌ ‌​‌ ‍‌‌ ​​‌‍‌‌​ ‌‌ ​​‌‍​‌‌‍‌ ‌‍‌‌​‍‌‍‌ ​​‌‍​‌‌ ‌​‌‍‍​​ ‌‌ ​​‌‍​‌‌‍‌ ‌‍‌‌‌​​‍‌ ‌‌‌‍‍‌‌‍ ​‌‍‌​‌‍‌‌‌ ​‍​‍‌‌​ ‌‌‌​​‍‌‌ ‌‍‍ ‌‍‌‌‌ ‍‌​‍‌‌​ ​ ‌​‌​​‍‌‌​ ​ ‌​‌​​‍‌‌​ ​‍​ ​‍​ ‌​​ ​​‌‍​‍​ ​‌​ ‍​​ ​‍‌‍‌‌​ ‌​‌‍‌‍​ ​ ​ ‍‌‌‍‌‌​‍‌‌​ ​‍​ ​‍​‍‌‌​ ‌‌‌​‌​​‍ ‍‌‍​ ‌‍​‌‌ ​‍‌‍‌​‌ ​ ​‍‌‌​ ‌‌‌​​‍‌‌ ‌‍‍ ‌‍‌‌‌ ‍‌​‍‌‌​ ​ ‌​‌​​‍‌‌​ ​ ‌​‌​​‍‌‌​ ​‍​ ​‍​ ‌‌​ ‍‌‌‍​‌​ ​‍​ ‌​​ ​‍​ ‌ ​ ‍‌‌‍​ ‌‍‌‌​ ​‍‌‍‌‍​‍‌‌​ ​‍​ ​‍​‍‌‌​ ‌‌‌​‌​​‍ ‍‌‍​‍‌ ‌‌‌ ‌​‌ ‌​‌‍ ‌‍ ‍‌ ​ ​‍‌‌​ ‌‌‌​​‍‌‌ ‌‍‍ ‌‍‌‌‌ ‍‌​‍‌‌​ ​ ‌​‌​​‍‌‌​ ​ ‌​‌​​‍‌‌​ ​‍​ ​‍​ ‌‍​ ​‍​ ‌‌​ ‍​‌‍‌​‌‍‌‌​ ‌ ​ ​​​ ‍‌​ ‌‌​ ​​‌‍​‍​‍‌‌​ ​‍​ ​‍​‍‌‌​ ‌‌‌​‌​​‍ ‍‌ ‌​‌‍‌‌‌ ‍​‌ ‌​​‍‌‍‌ ​​‌‍‌‌‌ ​‍‌ ​ ‌ ​​‌‍‌‌‌‍​ ‌ ‌​‌‍‍‌‌ ‌‍‌‍‌‌​ ‌‌ ​​‌ ‌‌‌‍​‍‌‍ ​‌‍‍‌‌ ​ ‌‍‍​‌‍‌‌‌‍‌​​‍​‍‌ ‌
Ready-made and tailored for your process​​​​‌ ‍ ​‍​‍‌‍ ‌ ​‍‌‍‍‌‌‍‌ ‌‍‍‌‌‍ ‍​‍​‍​ ‍‍​‍​‍‌ ​ ‌‍​‌‌‍ ‍‌‍‍‌‌ ‌​‌ ‍‌​‍ ‍‌‍‍‌‌‍ ​‍​‍​‍ ​​‍​‍‌‍‍​‌ ​‍‌‍‌‌‌‍‌‍​‍​‍​ ‍‍​‍​‍‌‍‍​‌ ‌​‌ ‌​‌ ​​​ ‍‍​‍ ​‍ ‌‍ ​‌‍ ‌‍​ ‌‍​‌‌‍ ​‌‍‍​‌‍ ‌ ​ ‌ ‌​​ ‍‍​ ​ ​ ​ ​ ​ ​ ​ ​‍ ‌‍‍‌‌‍ ‍‌ ‌​‌‍‌‌‌‍ ‍‌ ‌​​‍ ‌‍‌‌‌‍‌​‌‍‍‌‌ ‌​​‍ ‌‍ ‌‌‍ ‌‍‌​‌‍‌‌​ ‌‌ ​​‌ ​‍‌‍‌‌‌ ​ ‌‍‌‌‌‍ ‍‌ ‌​‌‍​‌‌ ‌​‌‍‍‌‌‍ ‌‍ ‍​ ‍ ‌‍‍‌‌‍‌​​ ‌​ ​‌​ ​‍‌‍​ ​ ​ ‌‍‌‍‌‍​ ‌‍​ ‌‍‌‌​‍ ‌​ ‌​​ ​‍‌‍‌​​ ​‌​‍ ‌​ ‌​​ ‌‍‌‍‌​‌‍​ ​‍ ‌​ ‍‌​ ‍​‌‍‌‌‌‍​‍​‍ ‌‌‍​ ​ ​‌‌‍‌‌‌‍​ ​ ​‍‌‍‌​‌‍‌‌‌‍‌​‌‍​ ‌‍‌‌​ ‌‍​ ‌​​ ‍ ‌ ‌​‌ ‍‌‌ ​​‌‍‌‌​ ‌‌ ​​‌‍​‌‌‍‌ ‌‍‌‌​ ‍ ‌ ​​‌‍​‌‌ ‌​‌‍‍​​ ‌‌ ​​‌‍​‌‌‍‌ ‌‍‌‌‌​​‍‌ ‌‌‌‍‍‌‌‍ ​‌‍‌​‌‍‌‌‌ ​‍​‍‌‌​ ‌‌‌​​‍‌‌ ‌‍‍ ‌‍‌‌‌ ‍‌​‍‌‌​ ​ ‌​‌​​‍‌‌​ ​ ‌​‌​​‍‌‌​ ​‍​ ​‍​ ‌​​ ​​‌‍​‍​ ​‌​ ‍​​ ​‍‌‍‌‌​ ‌​‌‍‌‍​ ​ ​ ‍‌‌‍‌‌​‍‌‌​ ​‍​ ​‍​‍‌‌​ ‌‌‌​‌​​‍ ‍‌‍​ ‌‍​‌‌ ​‍‌‍‌​‌ ​ ​‍‌‌​ ‌‌‌​​‍‌‌ ‌‍‍ ‌‍‌‌‌ ‍‌​‍‌‌​ ​ ‌​‌​​‍‌‌​ ​ ‌​‌​​‍‌‌​ ​‍​ ​‍‌‍​ ‌‍‌‌‌‍​ ​ ​ ‌‍​‌‌‍​‌‌‍‌​​ ​​‌‍​ ‌‍​‌‌‍​ ​ ‌‌​‍‌‌​ ​‍​ ​‍​‍‌‌​ ‌‌‌​‌​​‍ ‍‌ ​ ‌ ‌‌‌‍​‍‌‌‌​‌‍‍‌‌ ‌​‌‍ ​‌‍‌‌​ ‌‍​‍‌‍​‌‌ ​ ‌‍‌‌‌‌‌‌‌ ​‍‌‍ ​​ ‌‌‍‍​‌ ‌​‌ ‌​‌ ​​​‍‌‌​ ​ ‌​​‌​‍‌‌​ ​‍‌​‌‍​‍‌‌​ ​‍‌​‌‍‌‍ ​‌‍ ‌‍​ ‌‍​‌‌‍ ​‌‍‍​‌‍ ‌ ​ ‌ ‌​​‍‌‌​ ​ ‌​​‌​ ​ ​ ​ ​ ​ ​ ​ ​‍‌‍‌‍‍‌‌‍‌​​ ‌​ ​‌​ ​‍‌‍​ ​ ​ ‌‍‌‍‌‍​ ‌‍​ ‌‍‌‌​‍ ‌​ ‌​​ ​‍‌‍‌​​ ​‌​‍ ‌​ ‌​​ ‌‍‌‍‌​‌‍​ ​‍ ‌​ ‍‌​ ‍​‌‍‌‌‌‍​‍​‍ ‌‌‍​ ​ ​‌‌‍‌‌‌‍​ ​ ​‍‌‍‌​‌‍‌‌‌‍‌​‌‍​ ‌‍‌‌​ ‌‍​ ‌​​‍‌‍‌ ‌​‌ ‍‌‌ ​​‌‍‌‌​ ‌‌ ​​‌‍​‌‌‍‌ ‌‍‌‌​‍‌‍‌ ​​‌‍​‌‌ ‌​‌‍‍​​ ‌‌ ​​‌‍​‌‌‍‌ ‌‍‌‌‌​​‍‌ ‌‌‌‍‍‌‌‍ ​‌‍‌​‌‍‌‌‌ ​‍​‍‌‌​ ‌‌‌​​‍‌‌ ‌‍‍ ‌‍‌‌‌ ‍‌​‍‌‌​ ​ ‌​‌​​‍‌‌​ ​ ‌​‌​​‍‌‌​ ​‍​ ​‍​ ‌​​ ​​‌‍​‍​ ​‌​ ‍​​ ​‍‌‍‌‌​ ‌​‌‍‌‍​ ​ ​ ‍‌‌‍‌‌​‍‌‌​ ​‍​ ​‍​‍‌‌​ ‌‌‌​‌​​‍ ‍‌‍​ ‌‍​‌‌ ​‍‌‍‌​‌ ​ ​‍‌‌​ ‌‌‌​​‍‌‌ ‌‍‍ ‌‍‌‌‌ ‍‌​‍‌‌​ ​ ‌​‌​​‍‌‌​ ​ ‌​‌​​‍‌‌​ ​‍​ ​‍‌‍​ ‌‍‌‌‌‍​ ​ ​ ‌‍​‌‌‍​‌‌‍‌​​ ​​‌‍​ ‌‍​‌‌‍​ ​ ‌‌​‍‌‌​ ​‍​ ​‍​‍‌‌​ ‌‌‌​‌​​‍ ‍‌ ​ ‌ ‌‌‌‍​‍‌‌‌​‌‍‍‌‌ ‌​‌‍ ​‌‍‌‌​‍‌‍‌ ​​‌‍‌‌‌ ​‍‌ ​ ‌ ​​‌‍‌‌‌‍​ ‌ ‌​‌‍‍‌‌ ‌‍‌‍‌‌​ ‌‌ ​​‌ ‌‌‌‍​‍‌‍ ​‌‍‍‌‌ ​ ‌‍‍​‌‍‌‌‌‍‌​​‍​‍‌ ‌
Performance Conversations in a box​​​​‌ ‍ ​‍​‍‌‍ ‌ ​‍‌‍‍‌‌‍‌ ‌‍‍‌‌‍ ‍​‍​‍​ ‍‍​‍​‍‌ ​ ‌‍​‌‌‍ ‍‌‍‍‌‌ ‌​‌ ‍‌​‍ ‍‌‍‍‌‌‍ ​‍​‍​‍ ​​‍​‍‌‍‍​‌ ​‍‌‍‌‌‌‍‌‍​‍​‍​ ‍‍​‍​‍‌‍‍​‌ ‌​‌ ‌​‌ ​​​ ‍‍​‍ ​‍ ‌‍ ​‌‍ ‌‍​ ‌‍​‌‌‍ ​‌‍‍​‌‍ ‌ ​ ‌ ‌​​ ‍‍​ ​ ​ ​ ​ ​ ​ ​ ​‍ ‌‍‍‌‌‍ ‍‌ ‌​‌‍‌‌‌‍ ‍‌ ‌​​‍ ‌‍‌‌‌‍‌​‌‍‍‌‌ ‌​​‍ ‌‍ ‌‌‍ ‌‍‌​‌‍‌‌​ ‌‌ ​​‌ ​‍‌‍‌‌‌ ​ ‌‍‌‌‌‍ ‍‌ ‌​‌‍​‌‌ ‌​‌‍‍‌‌‍ ‌‍ ‍​ ‍ ‌‍‍‌‌‍‌​​ ‌​ ​‌​ ​‍‌‍​ ​ ​ ‌‍‌‍‌‍​ ‌‍​ ‌‍‌‌​‍ ‌​ ‌​​ ​‍‌‍‌​​ ​‌​‍ ‌​ ‌​​ ‌‍‌‍‌​‌‍​ ​‍ ‌​ ‍‌​ ‍​‌‍‌‌‌‍​‍​‍ ‌‌‍​ ​ ​‌‌‍‌‌‌‍​ ​ ​‍‌‍‌​‌‍‌‌‌‍‌​‌‍​ ‌‍‌‌​ ‌‍​ ‌​​ ‍ ‌ ‌​‌ ‍‌‌ ​​‌‍‌‌​ ‌‌ ​​‌‍​‌‌‍‌ ‌‍‌‌​ ‍ ‌ ​​‌‍​‌‌ ‌​‌‍‍​​ ‌‌ ​​‌‍​‌‌‍‌ ‌‍‌‌‌​​‍‌ ‌‌‌‍‍‌‌‍ ​‌‍‌​‌‍‌‌‌ ​‍​‍‌‌​ ‌‌‌​​‍‌‌ ‌‍‍ ‌‍‌‌‌ ‍‌​‍‌‌​ ​ ‌​‌​​‍‌‌​ ​ ‌​‌​​‍‌‌​ ​‍​ ​‍​ ‌​​ ​​‌‍​‍​ ​‌​ ‍​​ ​‍‌‍‌‌​ ‌​‌‍‌‍​ ​ ​ ‍‌‌‍‌‌​‍‌‌​ ​‍​ ​‍​‍‌‌​ ‌‌‌​‌​​‍ ‍‌‍​ ‌‍​‌‌ ​‍‌‍‌​‌ ​ ​‍‌‌​ ‌‌‌​​‍‌‌ ‌‍‍ ‌‍‌‌‌ ‍‌​‍‌‌​ ​ ‌​‌​​‍‌‌​ ​ ‌​‌​​‍‌‌​ ​‍​ ​‍‌‍​ ‌‍‌‌‌‍​ ​ ​ ‌‍​‌‌‍​‌‌‍‌​​ ​​‌‍​ ‌‍​‌‌‍​ ​ ‌‌​‍‌‌​ ​‍​ ​‍​‍‌‌​ ‌‌‌​‌​​‍ ‍‌ ‌​‌‍‍‌‌ ‌​‌‍ ​‌‍‌‌​ ‌‍​‍‌‍​‌‌ ​ ‌‍‌‌‌‌‌‌‌ ​‍‌‍ ​​ ‌‌‍‍​‌ ‌​‌ ‌​‌ ​​​‍‌‌​ ​ ‌​​‌​‍‌‌​ ​‍‌​‌‍​‍‌‌​ ​‍‌​‌‍‌‍ ​‌‍ ‌‍​ ‌‍​‌‌‍ ​‌‍‍​‌‍ ‌ ​ ‌ ‌​​‍‌‌​ ​ ‌​​‌​ ​ ​ ​ ​ ​ ​ ​ ​‍‌‍‌‍‍‌‌‍‌​​ ‌​ ​‌​ ​‍‌‍​ ​ ​ ‌‍‌‍‌‍​ ‌‍​ ‌‍‌‌​‍ ‌​ ‌​​ ​‍‌‍‌​​ ​‌​‍ ‌​ ‌​​ ‌‍‌‍‌​‌‍​ ​‍ ‌​ ‍‌​ ‍​‌‍‌‌‌‍​‍​‍ ‌‌‍​ ​ ​‌‌‍‌‌‌‍​ ​ ​‍‌‍‌​‌‍‌‌‌‍‌​‌‍​ ‌‍‌‌​ ‌‍​ ‌​​‍‌‍‌ ‌​‌ ‍‌‌ ​​‌‍‌‌​ ‌‌ ​​‌‍​‌‌‍‌ ‌‍‌‌​‍‌‍‌ ​​‌‍​‌‌ ‌​‌‍‍​​ ‌‌ ​​‌‍​‌‌‍‌ ‌‍‌‌‌​​‍‌ ‌‌‌‍‍‌‌‍ ​‌‍‌​‌‍‌‌‌ ​‍​‍‌‌​ ‌‌‌​​‍‌‌ ‌‍‍ ‌‍‌‌‌ ‍‌​‍‌‌​ ​ ‌​‌​​‍‌‌​ ​ ‌​‌​​‍‌‌​ ​‍​ ​‍​ ‌​​ ​​‌‍​‍​ ​‌​ ‍​​ ​‍‌‍‌‌​ ‌​‌‍‌‍​ ​ ​ ‍‌‌‍‌‌​‍‌‌​ ​‍​ ​‍​‍‌‌​ ‌‌‌​‌​​‍ ‍‌‍​ ‌‍​‌‌ ​‍‌‍‌​‌ ​ ​‍‌‌​ ‌‌‌​​‍‌‌ ‌‍‍ ‌‍‌‌‌ ‍‌​‍‌‌​ ​ ‌​‌​​‍‌‌​ ​ ‌​‌​​‍‌‌​ ​‍​ ​‍‌‍​ ‌‍‌‌‌‍​ ​ ​ ‌‍​‌‌‍​‌‌‍‌​​ ​​‌‍​ ‌‍​‌‌‍​ ​ ‌‌​‍‌‌​ ​‍​ ​‍​‍‌‌​ ‌‌‌​‌​​‍ ‍‌ ‌​‌‍‍‌‌ ‌​‌‍ ​‌‍‌‌​‍‌‍‌ ​​‌‍‌‌‌ ​‍‌ ​ ‌ ​​‌‍‌‌‌‍​ ‌ ‌​‌‍‍‌‌ ‌‍‌‍‌‌​ ‌‌ ​​‌ ‌‌‌‍​‍‌‍ ​‌‍‍‌‌ ​ ‌‍‍​‌‍‌‌‌‍‌​​‍​‍‌ ‌
Help managers get more out of their people through better
conversations. We work with leaders to practise and refine
six key performance-management conversations, from
objective setting and check-ins to reviews and career
development. With guided practice and feedback from
expert Practice Coaches, managers build the confidence and
skills to hold clearer, more constructive conversations that
engage teams and drive performance.​​​​‌ ‍ ​‍​‍‌‍ ‌ ​‍‌‍‍‌‌‍‌ ‌‍‍‌‌‍ ‍​‍​‍​ ‍‍​‍​‍‌ ​ ‌‍​‌‌‍ ‍‌‍‍‌‌ ‌​‌ ‍‌​‍ ‍‌‍‍‌‌‍ ​‍​‍​‍ ​​‍​‍‌‍‍​‌ ​‍‌‍‌‌‌‍‌‍​‍​‍​ ‍‍​‍​‍‌‍‍​‌ ‌​‌ ‌​‌ ​​​ ‍‍​‍ ​‍ ‌‍ ​‌‍ ‌‍​ ‌‍​‌‌‍ ​‌‍‍​‌‍ ‌ ​ ‌ ‌​​ ‍‍​ ​ ​ ​ ​ ​ ​ ​ ​‍ ‌‍‍‌‌‍ ‍‌ ‌​‌‍‌‌‌‍ ‍‌ ‌​​‍ ‌‍‌‌‌‍‌​‌‍‍‌‌ ‌​​‍ ‌‍ ‌‌‍ ‌‍‌​‌‍‌‌​ ‌‌ ​​‌ ​‍‌‍‌‌‌ ​ ‌‍‌‌‌‍ ‍‌ ‌​‌‍​‌‌ ‌​‌‍‍‌‌‍ ‌‍ ‍​ ‍ ‌‍‍‌‌‍‌​​ ‌​ ​‌​ ​‍‌‍​ ​ ​ ‌‍‌‍‌‍​ ‌‍​ ‌‍‌‌​‍ ‌​ ‌​​ ​‍‌‍‌​​ ​‌​‍ ‌​ ‌​​ ‌‍‌‍‌​‌‍​ ​‍ ‌​ ‍‌​ ‍​‌‍‌‌‌‍​‍​‍ ‌‌‍​ ​ ​‌‌‍‌‌‌‍​ ​ ​‍‌‍‌​‌‍‌‌‌‍‌​‌‍​ ‌‍‌‌​ ‌‍​ ‌​​ ‍ ‌ ‌​‌ ‍‌‌ ​​‌‍‌‌​ ‌‌ ​​‌‍​‌‌‍‌ ‌‍‌‌​ ‍ ‌ ​​‌‍​‌‌ ‌​‌‍‍​​ ‌‌ ​​‌‍​‌‌‍‌ ‌‍‌‌‌​​‍‌ ‌‌‌‍‍‌‌‍ ​‌‍‌​‌‍‌‌‌ ​‍​‍‌‌​ ‌‌‌​​‍‌‌ ‌‍‍ ‌‍‌‌‌ ‍‌​‍‌‌​ ​ ‌​‌​​‍‌‌​ ​ ‌​‌​​‍‌‌​ ​‍​ ​‍​ ‌​​ ​​‌‍​‍​ ​‌​ ‍​​ ​‍‌‍‌‌​ ‌​‌‍‌‍​ ​ ​ ‍‌‌‍‌‌​‍‌‌​ ​‍​ ​‍​‍‌‌​ ‌‌‌​‌​​‍ ‍‌‍​ ‌‍​‌‌ ​‍‌‍‌​‌ ​ ​‍‌‌​ ‌‌‌​​‍‌‌ ‌‍‍ ‌‍‌‌‌ ‍‌​‍‌‌​ ​ ‌​‌​​‍‌‌​ ​ ‌​‌​​‍‌‌​ ​‍​ ​‍‌‍​ ‌‍‌‌‌‍​ ​ ​ ‌‍​‌‌‍​‌‌‍‌​​ ​​‌‍​ ‌‍​‌‌‍​ ​ ‌‌​‍‌‌​ ​‍​ ​‍​‍‌‌​ ‌‌‌​‌​​‍ ‍‌ ​‍‌‍‍‌‌‍​ ‌‍‍​‌‌‌​‌‍‌‌‌ ‍​‌ ‌​​‍‌‌​ ‌‌‌​​‍‌‌ ‌‍‍ ‌‍‌‌‌ ‍‌​‍‌‌​ ​ ‌​‌​​‍‌‌​ ​ ‌​‌​​‍‌‌​ ​‍​ ​‍​ ‌ ​ ‌‌​ ‌​​ ​ ​ ‍​‌‍‌‌​ ‌​‌‍​ ​ ‍‌​ ‌ ​ ‌‍​ ‍‌​‍‌‌​ ​‍​ ​‍​‍‌‌​ ‌‌‌​‌​​‍ ‍‌‍​ ‌‍‍​‌‍‍‌‌‍ ​‌‍‌​‌ ​‍‌‍‌‌‌‍ ‍​‍‌‌​ ‌‌‌​​‍‌‌ ‌‍‍ ‌‍‌‌‌ ‍‌​‍‌‌​ ​ ‌​‌​​‍‌‌​ ​ ‌​‌​​‍‌‌​ ​‍​ ​‍​ ​‌‌‍‌​‌‍‌‍​ ‌ ​ ​‍​ ​‌​ ​‍‌‍​‍​ ​​​ ​‌​ ‍‌‌‍‌‍​‍‌‌​ ​‍​ ​‍​‍‌‌​ ‌‌‌​‌​​‍ ‍‌ ‌​‌‍‌‌‌ ‍​‌ ‌​​ ‌‍​‍‌‍​‌‌ ​ ‌‍‌‌‌‌‌‌‌ ​‍‌‍ ​​ ‌‌‍‍​‌ ‌​‌ ‌​‌ ​​​‍‌‌​ ​ ‌​​‌​‍‌‌​ ​‍‌​‌‍​‍‌‌​ ​‍‌​‌‍‌‍ ​‌‍ ‌‍​ ‌‍​‌‌‍ ​‌‍‍​‌‍ ‌ ​ ‌ ‌​​‍‌‌​ ​ ‌​​‌​ ​ ​ ​ ​ ​ ​ ​ ​‍‌‍‌‍‍‌‌‍‌​​ ‌​ ​‌​ ​‍‌‍​ ​ ​ ‌‍‌‍‌‍​ ‌‍​ ‌‍‌‌​‍ ‌​ ‌​​ ​‍‌‍‌​​ ​‌​‍ ‌​ ‌​​ ‌‍‌‍‌​‌‍​ ​‍ ‌​ ‍‌​ ‍​‌‍‌‌‌‍​‍​‍ ‌‌‍​ ​ ​‌‌‍‌‌‌‍​ ​ ​‍‌‍‌​‌‍‌‌‌‍‌​‌‍​ ‌‍‌‌​ ‌‍​ ‌​​‍‌‍‌ ‌​‌ ‍‌‌ ​​‌‍‌‌​ ‌‌ ​​‌‍​‌‌‍‌ ‌‍‌‌​‍‌‍‌ ​​‌‍​‌‌ ‌​‌‍‍​​ ‌‌ ​​‌‍​‌‌‍‌ ‌‍‌‌‌​​‍‌ ‌‌‌‍‍‌‌‍ ​‌‍‌​‌‍‌‌‌ ​‍​‍‌‌​ ‌‌‌​​‍‌‌ ‌‍‍ ‌‍‌‌‌ ‍‌​‍‌‌​ ​ ‌​‌​​‍‌‌​ ​ ‌​‌​​‍‌‌​ ​‍​ ​‍​ ‌​​ ​​‌‍​‍​ ​‌​ ‍​​ ​‍‌‍‌‌​ ‌​‌‍‌‍​ ​ ​ ‍‌‌‍‌‌​‍‌‌​ ​‍​ ​‍​‍‌‌​ ‌‌‌​‌​​‍ ‍‌‍​ ‌‍​‌‌ ​‍‌‍‌​‌ ​ ​‍‌‌​ ‌‌‌​​‍‌‌ ‌‍‍ ‌‍‌‌‌ ‍‌​‍‌‌​ ​ ‌​‌​​‍‌‌​ ​ ‌​‌​​‍‌‌​ ​‍​ ​‍‌‍​ ‌‍‌‌‌‍​ ​ ​ ‌‍​‌‌‍​‌‌‍‌​​ ​​‌‍​ ‌‍​‌‌‍​ ​ ‌‌​‍‌‌​ ​‍​ ​‍​‍‌‌​ ‌‌‌​‌​​‍ ‍‌ ​‍‌‍‍‌‌‍​ ‌‍‍​‌‌‌​‌‍‌‌‌ ‍​‌ ‌​​‍‌‌​ ‌‌‌​​‍‌‌ ‌‍‍ ‌‍‌‌‌ ‍‌​‍‌‌​ ​ ‌​‌​​‍‌‌​ ​ ‌​‌​​‍‌‌​ ​‍​ ​‍​ ‌ ​ ‌‌​ ‌​​ ​ ​ ‍​‌‍‌‌​ ‌​‌‍​ ​ ‍‌​ ‌ ​ ‌‍​ ‍‌​‍‌‌​ ​‍​ ​‍​‍‌‌​ ‌‌‌​‌​​‍ ‍‌‍​ ‌‍‍​‌‍‍‌‌‍ ​‌‍‌​‌ ​‍‌‍‌‌‌‍ ‍​‍‌‌​ ‌‌‌​​‍‌‌ ‌‍‍ ‌‍‌‌‌ ‍‌​‍‌‌​ ​ ‌​‌​​‍‌‌​ ​ ‌​‌​​‍‌‌​ ​‍​ ​‍​ ​‌‌‍‌​‌‍‌‍​ ‌ ​ ​‍​ ​‌​ ​‍‌‍​‍​ ​​​ ​‌​ ‍‌‌‍‌‍​‍‌‌​ ​‍​ ​‍​‍‌‌​ ‌‌‌​‌​​‍ ‍‌ ‌​‌‍‌‌‌ ‍​‌ ‌​​‍‌‍‌ ​​‌‍‌‌‌ ​‍‌ ​ ‌ ​​‌‍‌‌‌‍​ ‌ ‌​‌‍‍‌‌ ‌‍‌‍‌‌​ ‌‌ ​​‌ ‌‌‌‍​‍‌‍ ​‌‍‍‌‌ ​ ‌‍‍​‌‍‌‌‌‍‌​​‍​‍‌ ‌
Get in touch​​​​‌ ‍ ​‍​‍‌‍ ‌ ​‍‌‍‍‌‌‍‌ ‌‍‍‌‌‍ ‍​‍​‍​ ‍‍​‍​‍‌ ​ ‌‍​‌‌‍ ‍‌‍‍‌‌ ‌​‌ ‍‌​‍ ‍‌‍‍‌‌‍ ​‍​‍​‍ ​​‍​‍‌‍‍​‌ ​‍‌‍‌‌‌‍‌‍​‍​‍​ ‍‍​‍​‍‌‍‍​‌ ‌​‌ ‌​‌ ​​​ ‍‍​‍ ​‍ ‌‍ ​‌‍ ‌‍​ ‌‍​‌‌‍ ​‌‍‍​‌‍ ‌ ​ ‌ ‌​​ ‍‍​ ​ ​ ​ ​ ​ ​ ​ ​‍ ‌‍‍‌‌‍ ‍‌ ‌​‌‍‌‌‌‍ ‍‌ ‌​​‍ ‌‍‌‌‌‍‌​‌‍‍‌‌ ‌​​‍ ‌‍ ‌‌‍ ‌‍‌​‌‍‌‌​ ‌‌ ​​‌ ​‍‌‍‌‌‌ ​ ‌‍‌‌‌‍ ‍‌ ‌​‌‍​‌‌ ‌​‌‍‍‌‌‍ ‌‍ ‍​ ‍ ‌‍‍‌‌‍‌​​ ‌​ ​‌​ ​‍‌‍​ ​ ​ ‌‍‌‍‌‍​ ‌‍​ ‌‍‌‌​‍ ‌​ ‌​​ ​‍‌‍‌​​ ​‌​‍ ‌​ ‌​​ ‌‍‌‍‌​‌‍​ ​‍ ‌​ ‍‌​ ‍​‌‍‌‌‌‍​‍​‍ ‌‌‍​ ​ ​‌‌‍‌‌‌‍​ ​ ​‍‌‍‌​‌‍‌‌‌‍‌​‌‍​ ‌‍‌‌​ ‌‍​ ‌​​ ‍ ‌ ‌​‌ ‍‌‌ ​​‌‍‌‌​ ‌‌ ​​‌‍​‌‌‍‌ ‌‍‌‌​ ‍ ‌ ​​‌‍​‌‌ ‌​‌‍‍​​ ‌‌ ​​‌‍​‌‌‍‌ ‌‍‌‌‌​​‍‌ ‌‌‌‍‍‌‌‍ ​‌‍‌​‌‍‌‌‌ ​‍​‍‌‌​ ‌‌‌​​‍‌‌ ‌‍‍ ‌‍‌‌‌ ‍‌​‍‌‌​ ​ ‌​‌​​‍‌‌​ ​ ‌​‌​​‍‌‌​ ​‍​ ​‍​ ‌​​ ​​‌‍​‍​ ​‌​ ‍​​ ​‍‌‍‌‌​ ‌​‌‍‌‍​ ​ ​ ‍‌‌‍‌‌​‍‌‌​ ​‍​ ​‍​‍‌‌​ ‌‌‌​‌​​‍ ‍‌‍​ ‌‍​‌‌ ​‍‌‍‌​‌ ​ ​‍‌‌​ ‌‌‌​​‍‌‌ ‌‍‍ ‌‍‌‌‌ ‍‌​‍‌‌​ ​ ‌​‌​​‍‌‌​ ​ ‌​‌​​‍‌‌​ ​‍​ ​‍‌‍​ ‌‍‌‌‌‍​ ​ ​ ‌‍​‌‌‍​‌‌‍‌​​ ​​‌‍​ ‌‍​‌‌‍​ ​ ‌‌​‍‌‌​ ​‍​ ​‍​‍‌‌​ ‌‌‌​‌​​‍ ‍‌‍​‍‌ ‌‌‌ ‌​‌ ‌​‌‍ ‌‍ ‍‌ ​ ​‍‌‌​ ‌‌‌​​‍‌‌ ‌‍‍ ‌‍‌‌‌ ‍‌​‍‌‌​ ​ ‌​‌​​‍‌‌​ ​ ‌​‌​​‍‌‌​ ​‍​ ​‍‌‍​‌​ ‌‌‌‍​‍​ ‌ ​ ‍‌​ ​‍‌‍‌​​ ‌​‌‍‌‍​ ‍​‌‍​‍​ ‌​​‍‌‌​ ​‍​ ​‍​‍‌‌​ ‌‌‌​‌​​‍ ‍‌ ‌​‌‍‌‌‌ ‍​‌ ‌​​ ‌‍​‍‌‍​‌‌ ​ ‌‍‌‌‌‌‌‌‌ ​‍‌‍ ​​ ‌‌‍‍​‌ ‌​‌ ‌​‌ ​​​‍‌‌​ ​ ‌​​‌​‍‌‌​ ​‍‌​‌‍​‍‌‌​ ​‍‌​‌‍‌‍ ​‌‍ ‌‍​ ‌‍​‌‌‍ ​‌‍‍​‌‍ ‌ ​ ‌ ‌​​‍‌‌​ ​ ‌​​‌​ ​ ​ ​ ​ ​ ​ ​ ​‍‌‍‌‍‍‌‌‍‌​​ ‌​ ​‌​ ​‍‌‍​ ​ ​ ‌‍‌‍‌‍​ ‌‍​ ‌‍‌‌​‍ ‌​ ‌​​ ​‍‌‍‌​​ ​‌​‍ ‌​ ‌​​ ‌‍‌‍‌​‌‍​ ​‍ ‌​ ‍‌​ ‍​‌‍‌‌‌‍​‍​‍ ‌‌‍​ ​ ​‌‌‍‌‌‌‍​ ​ ​‍‌‍‌​‌‍‌‌‌‍‌​‌‍​ ‌‍‌‌​ ‌‍​ ‌​​‍‌‍‌ ‌​‌ ‍‌‌ ​​‌‍‌‌​ ‌‌ ​​‌‍​‌‌‍‌ ‌‍‌‌​‍‌‍‌ ​​‌‍​‌‌ ‌​‌‍‍​​ ‌‌ ​​‌‍​‌‌‍‌ ‌‍‌‌‌​​‍‌ ‌‌‌‍‍‌‌‍ ​‌‍‌​‌‍‌‌‌ ​‍​‍‌‌​ ‌‌‌​​‍‌‌ ‌‍‍ ‌‍‌‌‌ ‍‌​‍‌‌​ ​ ‌​‌​​‍‌‌​ ​ ‌​‌​​‍‌‌​ ​‍​ ​‍​ ‌​​ ​​‌‍​‍​ ​‌​ ‍​​ ​‍‌‍‌‌​ ‌​‌‍‌‍​ ​ ​ ‍‌‌‍‌‌​‍‌‌​ ​‍​ ​‍​‍‌‌​ ‌‌‌​‌​​‍ ‍‌‍​ ‌‍​‌‌ ​‍‌‍‌​‌ ​ ​‍‌‌​ ‌‌‌​​‍‌‌ ‌‍‍ ‌‍‌‌‌ ‍‌​‍‌‌​ ​ ‌​‌​​‍‌‌​ ​ ‌​‌​​‍‌‌​ ​‍​ ​‍‌‍​ ‌‍‌‌‌‍​ ​ ​ ‌‍​‌‌‍​‌‌‍‌​​ ​​‌‍​ ‌‍​‌‌‍​ ​ ‌‌​‍‌‌​ ​‍​ ​‍​‍‌‌​ ‌‌‌​‌​​‍ ‍‌‍​‍‌ ‌‌‌ ‌​‌ ‌​‌‍ ‌‍ ‍‌ ​ ​‍‌‌​ ‌‌‌​​‍‌‌ ‌‍‍ ‌‍‌‌‌ ‍‌​‍‌‌​ ​ ‌​‌​​‍‌‌​ ​ ‌​‌​​‍‌‌​ ​‍​ ​‍‌‍​‌​ ‌‌‌‍​‍​ ‌ ​ ‍‌​ ​‍‌‍‌​​ ‌​‌‍‌‍​ ‍​‌‍​‍​ ‌​​‍‌‌​ ​‍​ ​‍​‍‌‌​ ‌‌‌​‌​​‍ ‍‌ ‌​‌‍‌‌‌ ‍​‌ ‌​​‍‌‍‌ ​​‌‍‌‌‌ ​‍‌ ​ ‌ ​​‌‍‌‌‌‍​ ‌ ‌​‌‍‍‌‌ ‌‍‌‍‌‌​ ‌‌ ​​‌ ‌‌‌‍​‍‌‍ ​‌‍‍‌‌ ​ ‌‍‍​‌‍‌‌‌‍‌​​‍​‍‌ ‌